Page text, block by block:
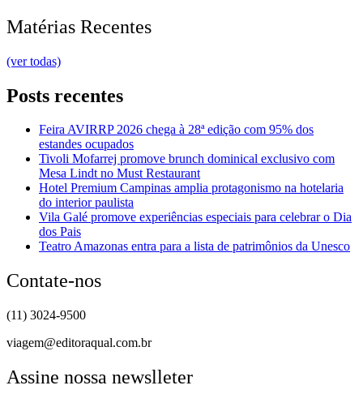
Matérias Recentes
(ver todas)
Posts recentes
Feira AVIRRP 2026 chega à 28ª edição com 95% dos
estandes ocupados
Tivoli Mofarrej promove brunch dominical exclusivo com
Mesa Lindt no Must Restaurant
Hotel Premium Campinas amplia protagonismo na hotelaria
do interior paulista
Vila Galé promove experiências especiais para celebrar o Dia
dos Pais
Teatro Amazonas entra para a lista de patrimônios da Unesco
Contate-nos
(11) 3024-9500
viagem@editoraqual.com.br
Assine nossa newslleter